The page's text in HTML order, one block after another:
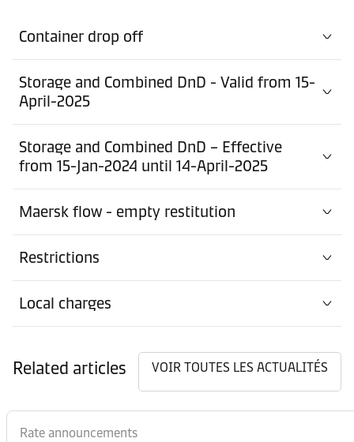
Container drop off
Storage and Combined DnD - Valid from 15-
April-2025
Storage and Combined DnD – Effective
from 15-Jan-2024 until 14-April-2025
Maersk flow - empty restitution
Restrictions
Local charges
Related articles VOIR TOUTES LES ACTUALITÉS
Rate announcements